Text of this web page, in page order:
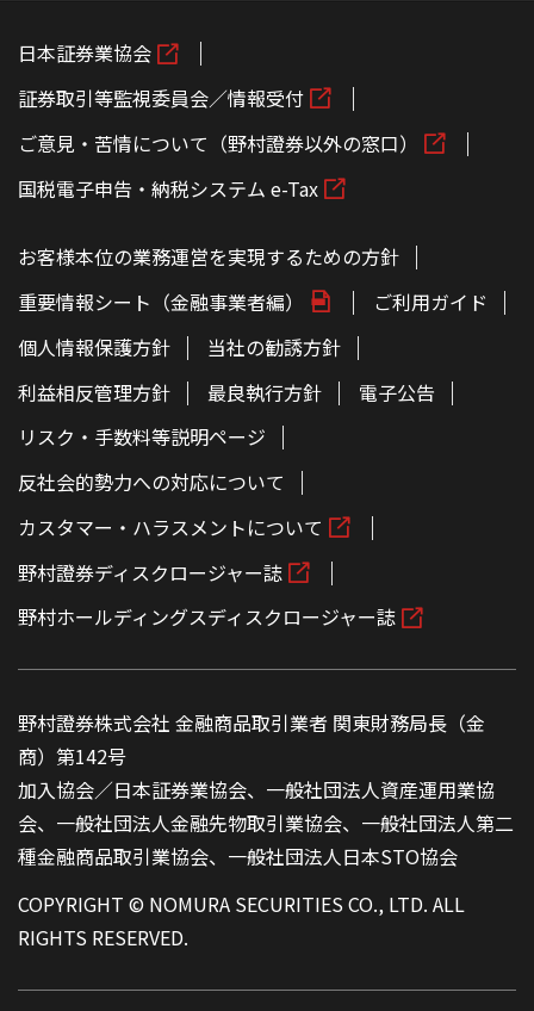
日本証券業協会
証券取引等監視委員会／情報受付
ご意見・苦情について（野村證券以外の窓口）
国税電子申告・納税システム e-Tax
お客様本位の業務運営を実現するための方針
重要情報シート（金融事業者編）
ご利用ガイド
個人情報保護方針
当社の勧誘方針
利益相反管理方針
最良執行方針
電子公告
リスク・手数料等説明ページ
反社会的勢力への対応について
カスタマー・ハラスメントについて
野村證券ディスクロージャー誌
野村ホールディングスディスクロージャー誌
野村證券株式会社 金融商品取引業者 関東財務局長（金
商）第142号
加入協会／日本証券業協会、一般社団法人資産運用業協
会、一般社団法人金融先物取引業協会、一般社団法人第二
種金融商品取引業協会、一般社団法人日本STO協会
COPYRIGHT © NOMURA SECURITIES CO., LTD. ALL
RIGHTS RESERVED.